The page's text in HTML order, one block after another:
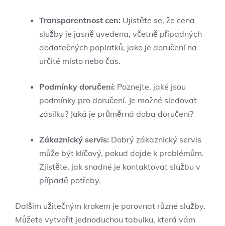
Transparentnost cen: Ujistěte se, že cena
služby je jasně uvedena, včetně případných
dodatečných poplatků, jako je doručení na
určité místo nebo⁢ čas.
Podmínky doručení: Poznejte,‍ jaké jsou
podmínky‌ pro doručení. Je možné sledovat ​
zásilku? Jaká je průměrná ‌doba doručení?
Zákaznický servis: Dobrý zákaznický servis
může ‍být⁣ klíčový, pokud⁤ dojde‌ k problémům.
Zjistěte, jak snadné je kontaktovat službu v ​
případě potřeby.
Dalším ⁢užitečným krokem je porovnat různé služby.
Můžete vytvořit jednoduchou‌ tabulku, která vám